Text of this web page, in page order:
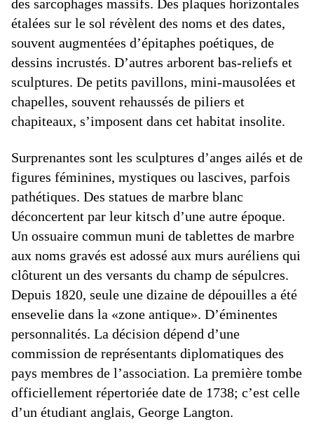
des sarcophages massifs. Des plaques horizontales
étalées sur le sol révèlent des noms et des dates,
souvent augmentées d’épitaphes poétiques, de
dessins incrustés. D’autres arborent bas-reliefs et
sculptures. De petits pavillons, mini-mausolées et
chapelles, souvent rehaussés de piliers et
chapiteaux, s’imposent dans cet habitat insolite.
Surprenantes sont les sculptures d’anges ailés et de
figures féminines, mystiques ou lascives, parfois
pathétiques. Des statues de marbre blanc
déconcertent par leur kitsch d’une autre époque.
Un ossuaire commun muni de tablettes de marbre
aux noms gravés est adossé aux murs auréliens qui
clôturent un des versants du champ de sépulcres.
Depuis 1820, seule une dizaine de dépouilles a été
ensevelie dans la «zone antique». D’éminentes
personnalités. La décision dépend d’une
commission de représentants diplomatiques des
pays membres de l’association. La première tombe
officiellement répertoriée date de 1738; c’est celle
d’un étudiant anglais, George Langton.